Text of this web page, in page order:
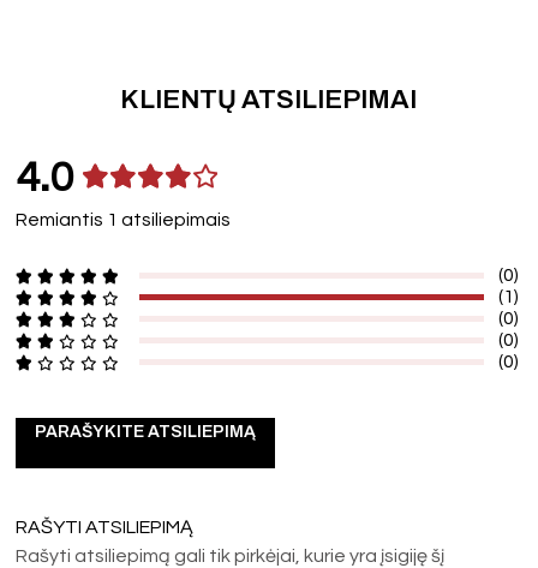
KLIENTŲ ATSILIEPIMAI
4.0
Remiantis 1 atsiliepimais
(0)
(1)
(0)
(0)
(0)
PARAŠYKITE ATSILIEPIMĄ
RAŠYTI ATSILIEPIMĄ
Rašyti atsiliepimą gali tik pirkėjai, kurie yra įsigiję šį